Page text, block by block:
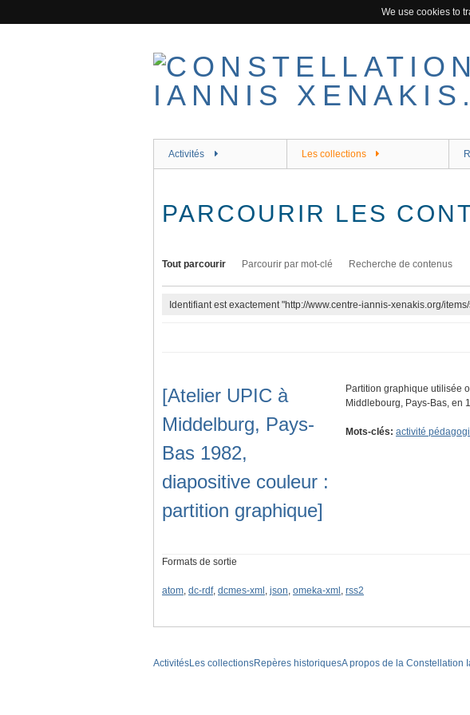
We use cookies to
Activités Les collections
PARCOURIR LES
Tout parcourir Parcourir par mot-clé Recherche de contenus
Identifiant est exactement "http://www.centre-iannis-xenakis.org/
[Atelier UPIC à
Middelburg, Pays-
Bas 1982,
diapositive couleur :
partition graphique]
Partition graphique utilisée
Middlebourg, Pays-Bas, en
Mots-clés: activité
Formats de sortie
atom, dc-rdf, dcmes-xml , json, omeka-xml , rss2
ActivitésLes collectionsRepères historiquesA propos de la Constellation